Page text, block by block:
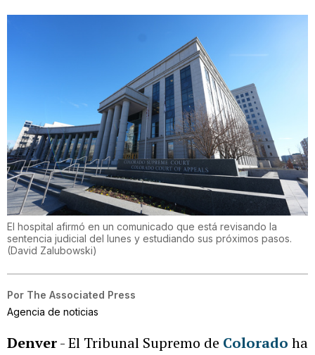
El hospital afirmó en un comunicado que está revisando la
sentencia judicial del lunes y estudiando sus próximos pasos.
(David Zalubowski)
Por The Associated Press
Agencia de noticias
Denver- El Tribunal Supremo de Colorado ha